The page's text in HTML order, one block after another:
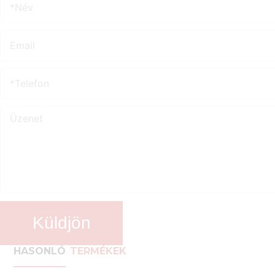
Küldjön
HASONLÓ TERMÉKEK